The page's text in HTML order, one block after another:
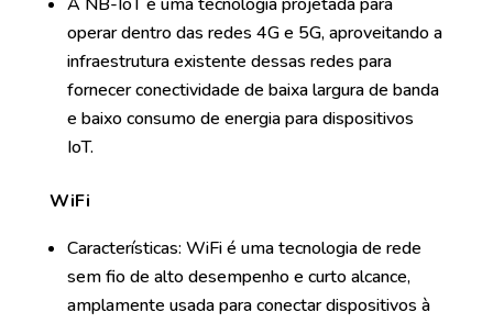
operar dentro das redes 4G e 5G, aproveitando a
infraestrutura existente dessas redes para
fornecer conectividade de baixa largura de banda
e baixo consumo de energia para dispositivos
IoT.
WiFi
Características: WiFi é uma tecnologia de rede
sem fio de alto desempenho e curto alcance,
amplamente usada para conectar dispositivos à